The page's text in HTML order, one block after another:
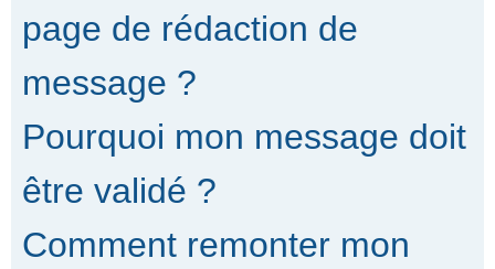
page de rédaction de
message ?
Pourquoi mon message doit
être validé ?
Comment remonter mon